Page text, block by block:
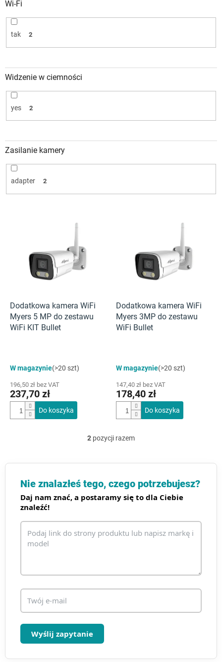
Wi-Fi
tak 2
Widzenie w ciemności
yes 2
Zasilanie kamery
adapter 2
Dodatkowa kamera WiFi
Myers 5 MP do zestawu
WiFi KIT Bullet
W magazynie(>20 szt)
196,50 zł bez VAT
237,70 zł
Do koszyka
Dodatkowa kamera WiFi
Myers 3MP do zestawu
WiFi Bullet
W magazynie(>20 szt)
147,40 zł bez VAT
178,40 zł
Do koszyka
K
n
r
o
l
i
2 pozycji razem
Nie znalazłeś tego, czego potrzebujesz?
Daj nam znać, a postaramy się to dla Ciebie
znaleźć!
Wyślij zapytanie